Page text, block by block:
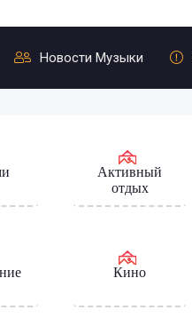
Новости Музыки
Активный
отдых
Кино